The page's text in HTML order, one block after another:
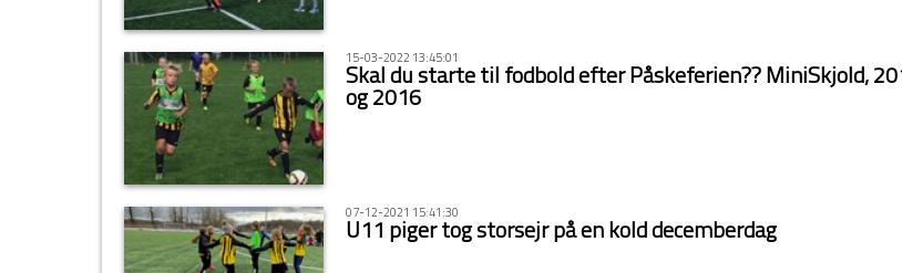
15-03-2022 13:45:01
Skal du starte til fodbold efter Påskeferien?? MiniSkjold,
og 2016
07-12-2021 15:41:30
U11 piger tog storsejr på en kold decemberdag